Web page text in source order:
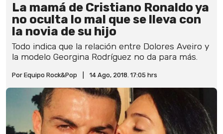
La mamá de Cristiano Ronaldo ya
no oculta lo mal que se lleva con
la novia de su hijo
Todo indica que la relación entre Dolores Aveiro y
la modelo Georgina Rodríguez no da para más.
Por Equipo Rock&Pop 14 Ago, 2018. 17:05 hrs